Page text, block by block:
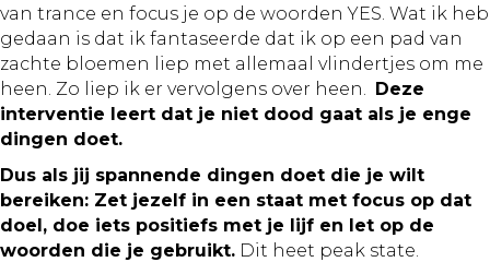
van trance en focus je op de woorden YES. Wat ik heb
gedaan is dat ik fantaseerde dat ik op een pad van
zachte bloemen liep met allemaal vlindertjes om me
heen. Zo liep ik er vervolgens over heen. Deze
interventie leert dat je niet dood gaat als je enge
dingen doet.
Dus als jij spannende dingen doet die je wilt
bereiken: Zet jezelf in een staat met focus op dat
doel, doe iets positiefs met je lijf en let op de
woorden die je gebruikt. Dit heet peak state.